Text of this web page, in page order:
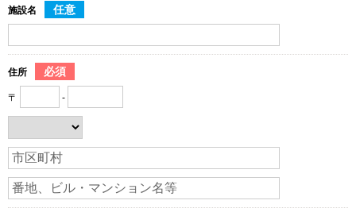
施設名 任意
住所 必須
〒 -